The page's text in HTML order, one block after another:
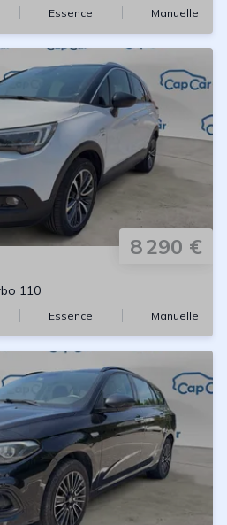
Essence Manuelle
8 290 €
110
Essence Manuelle